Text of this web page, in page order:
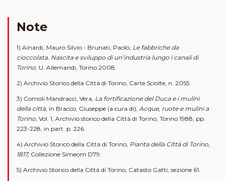
Note
1) Ainardi, Mauro Silvio - Brunati, Paolo, Le fabbriche da
cioccolata. Nascita e sviluppo di un’industria lungo i canali di
Torino , U. Allemandi, Torino 2008.
2) Archivio Storico della Città di Torino, Carte Sciolte, n. 2055.
3) Comoli Mandracci, Vera, La fortificazione del Duca e i mulini
della città , in Bracco, Giuseppe (a cura di), Acque, ruote e mulini a
Torino , Vol. 1, Archivio storico della Città di Torino, Torino 1988, pp.
223-228, in part. p. 226.
4) Archivio Storico della Città di Torino, Pianta della Città di Torino,
1817, Collezione Simeom D79.
5) Archivio Storico della Città di Torino, Catasto Gatti, sezione 61.